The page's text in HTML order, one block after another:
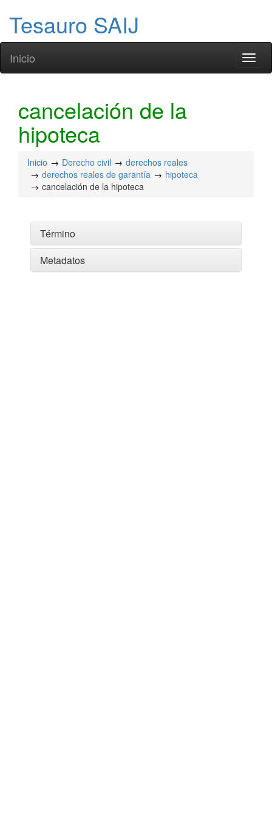
Tesauro SAIJ
Inicio
cancelación de la
hipoteca
Inicio Derecho civil
derechos reales
derechos reales de garantía
hipoteca
cancelación de la hipoteca
Término
Metadatos